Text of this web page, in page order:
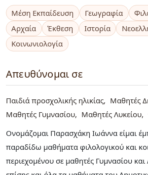
Μέση Εκπαίδευση Γεωγραφία
Αρχαία
Έκθεση Ιστορία
Κοινωνιολογία
Απευθύνομαι σε
Παιδιά προσχολικής ηλικίας
Μαθητές
Μαθητές Γυμνασίου
Μαθητές Λυκείου
Ονομάζομαι Παρασχάκη Ιωάννα είμαι
παραδίδω μαθήματα φιλολογικού και
περιεχομένου σε μαθητές Γυμνασίου